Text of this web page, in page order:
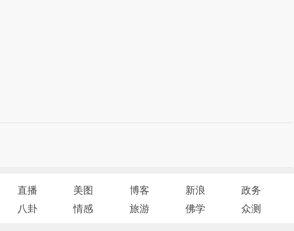
直播 美图 博客 新浪
政务
八卦 情感 旅游 佛学 众测